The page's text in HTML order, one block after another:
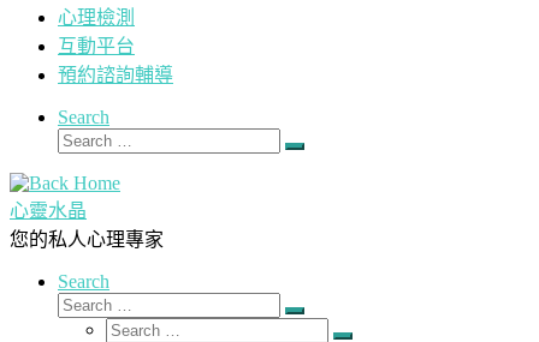
心理檢測
互動平台
預約諮詢輔導
Search
Search
Search
心靈水晶
您的私人心理專家
Search
Search
Search
Search